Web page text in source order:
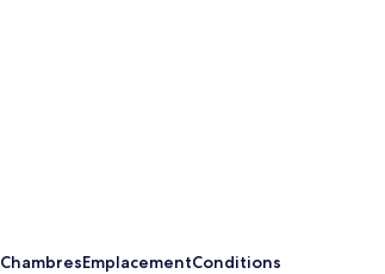
ChambresEmplacementConditions